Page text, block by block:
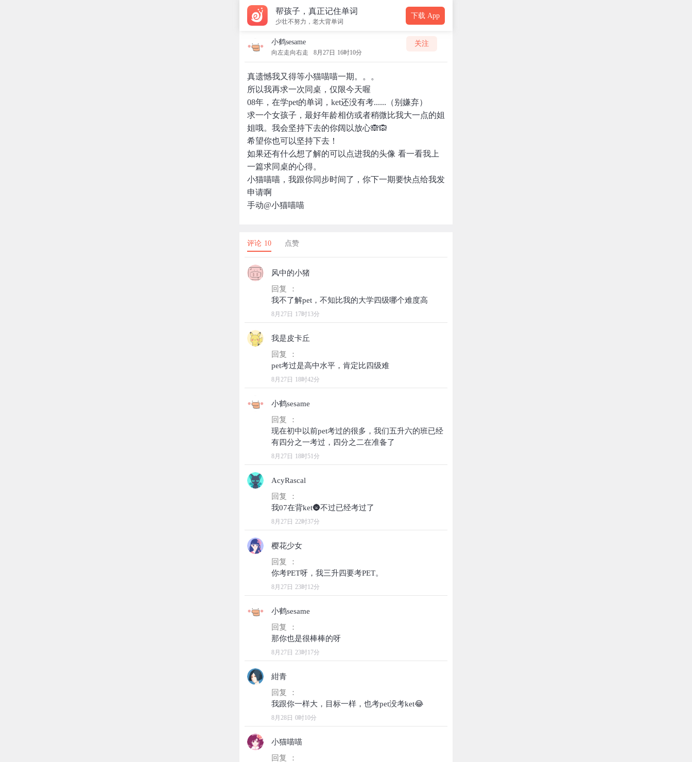
帮孩子，真正记住单词
少壮不努力，老大背单词
下载 App
小鹤sesame
向左走向右走 8月27日 16时10分
关注
真遗憾我又得等小猫喵喵一期。。。
所以我再求一次同桌，仅限今天喔
08年，在学pet的单词，ket还没有考......（别嫌弃）
求一个女孩子，最好年龄相仿或者稍微比我大一点的姐
姐哦。我会坚持下去的你阔以放心🙈🙉
希望你也可以坚持下去！
如果还有什么想了解的可以点进我的头像 看一看我上
一篇求同桌的心得。
小猫喵喵，我跟你同步时间了，你下一期要快点给我发
申请啊
手动@小猫喵喵
评论 10 点赞
风中的小猪
回复 ：
8月27日 17时13分
我是皮卡丘
回复 ：
8月27日 18时42分
小鹤sesame
回复 ：
现在初中以前pet考过的很多，我们五升六的班已经
8月27日 18时51分
AcyRascal
回复 ：
8月27日 22时37分
樱花少女
回复 ：
8月27日 23时12分
小鹤sesame
回复 ：
8月27日 23时17分
紺青
回复 ：
8月28日 0时10分
小猫喵喵
回复 ：